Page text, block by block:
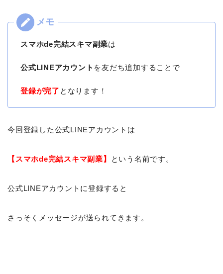
スマホde完結スキマ副業は
公式LINEアカウント を友だち追加することで
登録が完了 となります！
今回登録した公式LINEアカウントは
【スマホde完結スキマ副業】 という名前です。
公式LINEアカウントに登録すると
さっそくメッセージが送られてきます。